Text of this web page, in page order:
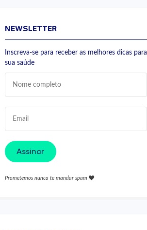
NEWSLETTER
Inscreva-se para receber as melhores dicas para
sua saúde
Assinar
Prometemos nunca te mandar spam